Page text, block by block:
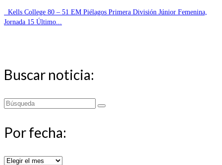
Kells College 80 – 51 EM Piélagos Primera División Júnior Femenina,
Jornada 15 Último...
Buscar noticia:
Buscar
Por fecha:
Por